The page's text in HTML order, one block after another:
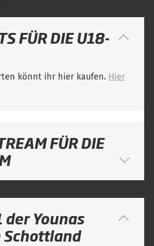
FÜR DIE U18-
könnt ihr hier kaufen. Hier
FÜR DIE
der Younas
Schottland